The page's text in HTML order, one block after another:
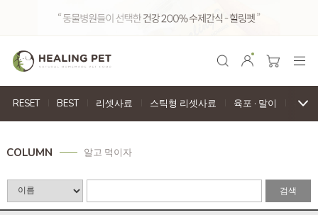
RESET BEST 리셋사료 스틱형 리셋사료 육포 · 말이 천연
COLUMN 알고 먹이자
검색